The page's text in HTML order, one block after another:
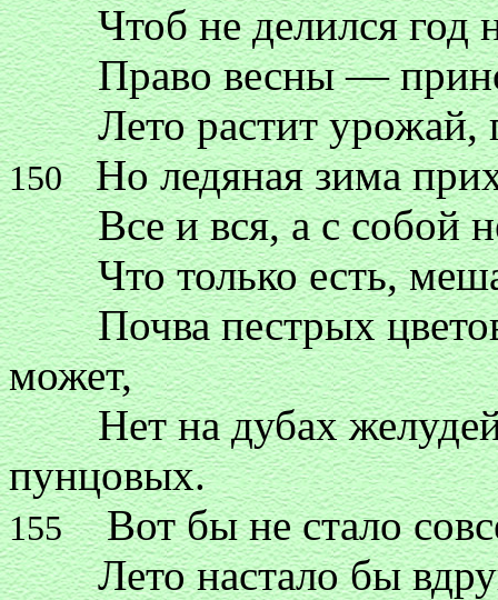
Чтоб не делился год
Право весны —
Лето растит урожай,
150Но ледяная зима
Все и вся, а с собой
Что только есть,
Почва пестрых цветов
может,
Нет на дубах желудей,
пунцовых.
155Вот бы не стало
Лето настало бы